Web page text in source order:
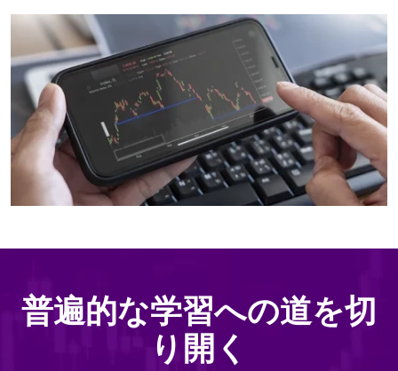
普遍的な学習への道を切
り開く